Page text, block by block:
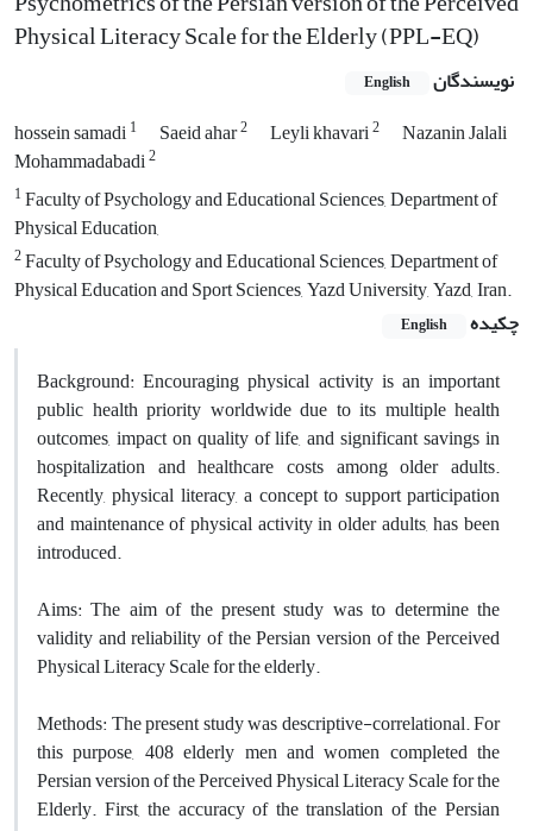
Physical Literacy Scale for the Elderly (PPL-EQ)
نویسندگان English
hossein samadi1 Saeid ahar2 Leyli khavari2
Nazanin Jalali
Mohammadabadi2
1Faculty of Psychology and Educational Sciences, Department of
Physical Education, ‌
2Faculty of Psychology and Educational Sciences, Department of
Physical Education and Sport Sciences, Yazd University, Yazd, Iran.
چکیده
English
Background: Encouraging physical activity is an important
public health priority worldwide due to its multiple health
outcomes, impact on quality of life, and significant savings in
hospitalization and healthcare costs among older adults.
Recently, physical literacy, a concept to support participation
and maintenance of physical activity in older adults, has been
introduced.
Aims: The aim of the present study was to determine the
validity and reliability of the Persian version of the Perceived
Physical Literacy Scale for the elderly.
Methods: The present study was descriptive-correlational. For
this purpose, 408 elderly men and women completed the
Persian version of the Perceived Physical Literacy Scale for the
Elderly. First, the accuracy of the translation of the Persian